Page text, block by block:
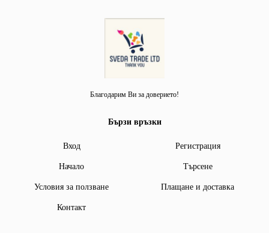
Благодарим Ви за доверието!
Бързи връзки
Вход Регистрация
Начало Търсене
Условия за ползване Плащане и доставка
Контакт